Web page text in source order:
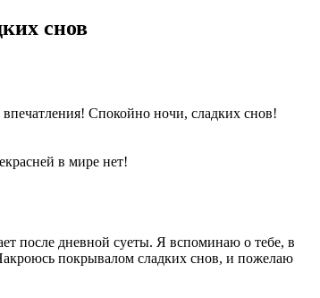
снов
Спокойно ночи, сладких снов!
в мире нет!
после дневной суеты. Я вспоминаю о тебе, в
покрывалом сладких снов, и пожелаю